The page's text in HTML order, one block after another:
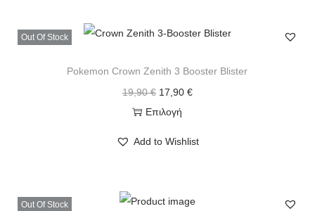
Out Of Stock
Pokemon Crown Zenith 3 Booster Blister
19,90€ 17,90 €
Επιλογή
Add to Wishlist
Out Of Stock